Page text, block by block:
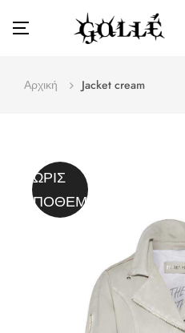
Toggle
navigation
☰
Αρχική Jacket cream
ΧΩΡΊΣ
ΑΠΌΘΕΜΑ